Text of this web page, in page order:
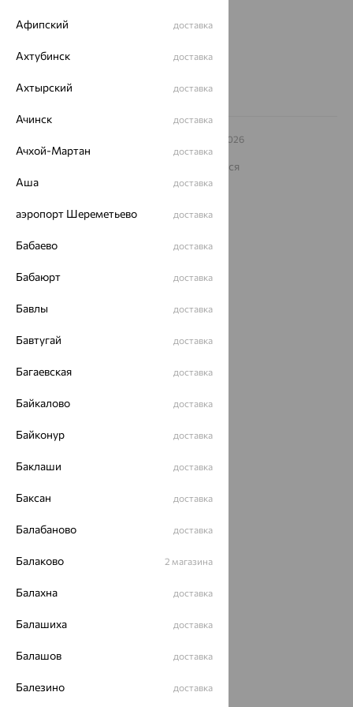
Другие города
Заказать звонок
– 2026
Архив акций Архив изделий Карта сайта
На информационном ресурсе применяются
рекомендательные технологии
Политика конфеденциальности
Разработка сайта —
Афипский доставка
Ахтубинск доставка
Ахтырский доставка
Ачинск доставка
Ачхой-Мартан доставка
Аша доставка
аэропорт Шереметьево доставка
Бабаево доставка
Бабаюрт доставка
Бавлы доставка
Бавтугай доставка
Багаевская доставка
Байкалово доставка
Байконур доставка
Баклаши доставка
Баксан доставка
Балабаново доставка
Балаково 2 магазина
Балахна доставка
Балашиха доставка
Балашов доставка
Балезино доставка